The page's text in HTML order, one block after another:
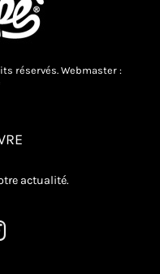
réservés. Webmaster :
actualité.